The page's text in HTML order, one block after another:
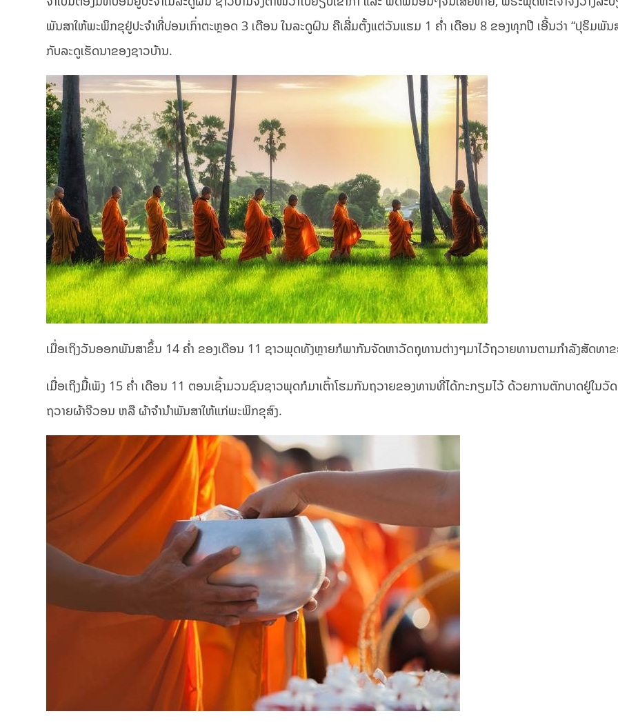
ພັນສາໃຫ້ພະພິກຂຸຢູ່ປະຈຳທີ່ບ່ອນເກົ່າຕະຫຼອດ 3 ເດືອນ ໃນລະດູຝົນ ຄືເລີ່ມຕັ້ງແຕ່ວັນແຮມ 1 ຄ່ຳ ເດືອນ 8 ຂອງທຸກປີ ເອີ້ນວ່າ “ປຸຣິມພັນສ
ກັບລະດູເຮັດນາຂອງຊາວບ້ານ.
ເມື່ອເຖິງວັນອອກພັນສາຂຶ້ນ 14 ຄ່ຳ ຂອງເດືອນ 11 ຊາວພຸດທັງຫຼາຍກໍພາກັນຈັດຫາວັດຖຸທານຕ່າງໆມາໄວ້ຖວາຍທານຕາມກຳລັງສັດທາ
ເມື່ອເຖິງມື້ເພັງ 15 ຄ່ຳ ເດືອນ 11 ຕອນເຊົ້າມວນຊົນຊາວພຸດກໍມາເຕົ້າໂຮມກັນຖວາຍຂອງທານທີ່ໄດ້ກະກຽມໄວ້ ດ້ວຍການຕັກບາດຢູ່ໃນ
ຖວາຍຜ້າຈີວອນ ຫລື ຜ້າຈຳນຳພັນສາໃຫ້ແກ່ພະພິກຂຸສົງ.